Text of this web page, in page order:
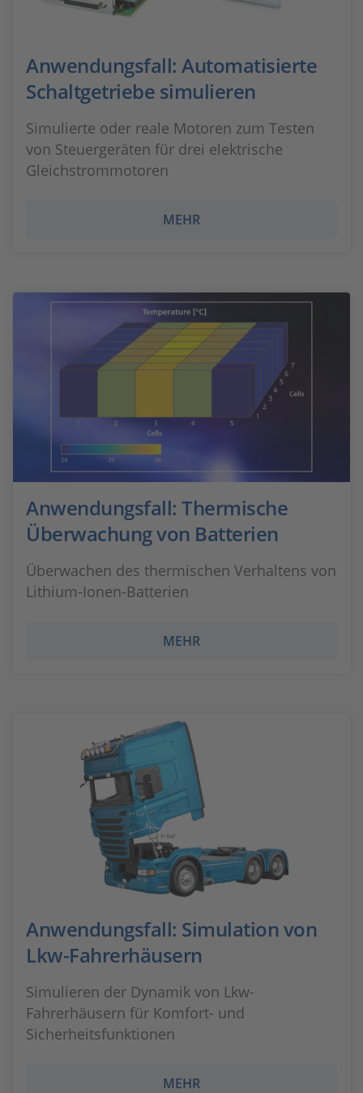
Anwendungsfall: Automatisierte
Schaltgetriebe simulieren
Simulierte oder reale Motoren zum Testen
von Steuergeräten für drei elektrische
Gleichstrommotoren
MEHR
Anwendungsfall: Thermische
Überwachung von Batterien
Überwachen des thermischen Verhaltens von
Lithium-Ionen-Batterien
MEHR
Anwendungsfall: Simulation von
Lkw-Fahrerhäusern
Simulieren der Dynamik von Lkw-
Fahrerhäusern für Komfort- und
Sicherheitsfunktionen
MEHR